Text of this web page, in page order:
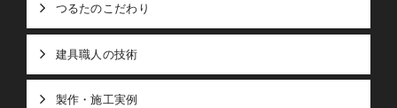
つるたのこだわり
建具職人の技術
製作・施工実例